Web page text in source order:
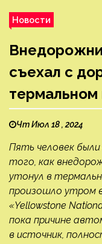
Новости
съехал с
термальном
Чт Июл 18 , 2024
Пять человек
того, как
утонул в
произошло утром
«Yellowstone
пока причине
в источник,